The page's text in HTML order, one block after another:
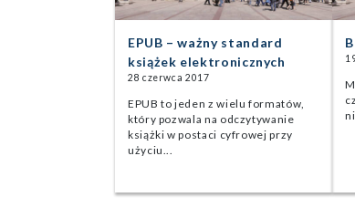
EPUB – ważny standard
książek elektronicznych
28 czerwca 2017
EPUB to jeden z wielu formatów,
który pozwala na odczytywanie
książki w postaci cyfrowej przy
użyciu...